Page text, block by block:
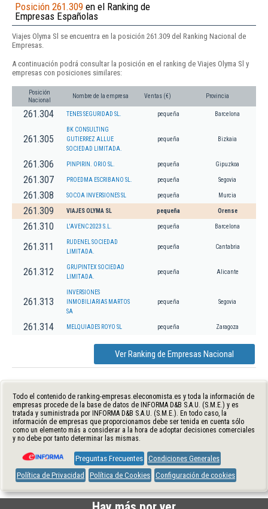
Posición 261.309 en el Ranking de
Empresas Españolas
Viajes Olyma Sl se encuentra en la posición 261.309 del Ranking Nacional de
Empresas.
A continuación podrá consultar la posición en el ranking de Viajes Olyma Sl y
empresas con posiciones similares:
Posición
Nacional
Nombre de la empresa Ventas (€) Provincia
261.304 TENES SEGURIDAD SL. pequeña Barcelona
261.305
BK CONSULTING
GUTIERREZ ALLUE
SOCIEDAD LIMITADA.
pequeña Bizkaia
261.306 PINPIRIN. ORIO SL. pequeña Gipuzkoa
261.307 PROEDMA ESCRIBANO SL. pequeña Segovia
261.308 SOCOA INVERSIONES SL pequeña Murcia
261.309 VIAJES OLYMA SL pequeña Orense
261.310 L'AVENC 2023 S.L. pequeña Barcelona
261.311
RUDENEL SOCIEDAD
LIMITADA.
pequeña Cantabria
261.312
GRUPINTEX SOCIEDAD
LIMITADA.
pequeña Alicante
261.313
INVERSIONES
INMOBILIARIAS MARTOS
SA
pequeña Segovia
261.314 MELQUIADES ROYO SL pequeña Zaragoza
Ver Ranking de Empresas Nacional
Todo el contenido de ranking-empresas.eleconomista.es y toda la información de
empresas procede de la base de datos de INFORMA D&B S.A.U. (S.M.E.) y es
tratada y suministrada por INFORMA D&B S.A.U. (S.M.E.). En todo caso, la
información de empresas que proporcionamos debe ser tenida en cuenta sólo
como un elemento más a considerar a la hora de adoptar decisiones comerciales
y no debe por tanto determinar las mismas.
Preguntas Frecuentes Condiciones Generales
Política de Privacidad
Política de Cookies Configuración de cookies